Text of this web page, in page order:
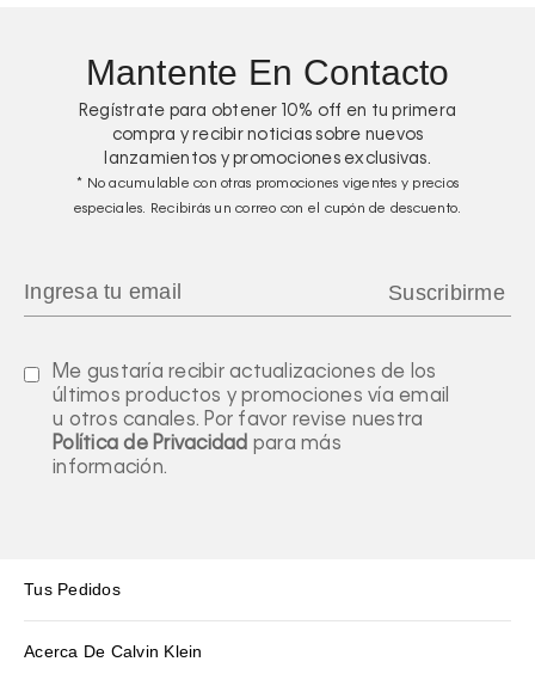
Mantente En Contacto
Regístrate para obtener 10% off en tu primera
compra y recibir noticias sobre nuevos
lanzamientos y promociones exclusivas.
* No acumulable con otras promociones vigentes y precios
especiales. Recibirás un correo con el cupón de descuento.
Me gustaría recibir actualizaciones de los
últimos productos y promociones vía email
u otros canales. Por favor revise nuestra
Política de Privacidad para más
información.
Tus Pedidos
Acerca De Calvin Klein